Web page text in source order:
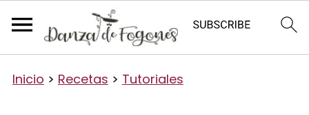
Inicio > Recetas > Tutoriales